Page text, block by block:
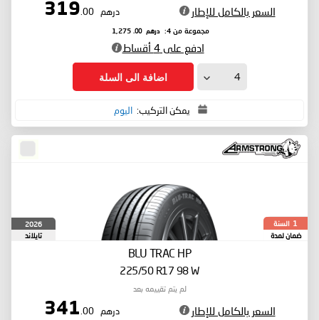
السعر بالكامل للإطار درهم 319
.00
مجموعة من 4: درهم 1,275
.00
ادفع على 4 أقساط
اضافة الى السلة
يمكن التركيب: اليوم
1 السنة
ضمان لمدة
2026
تايلاند
BLU TRAC HP
225/50 R17 98 W
لم يتم تقييمه بعد
السعر بالكامل للإطار درهم 341
.00